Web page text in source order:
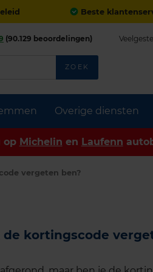
Beste
Overige diensten
(90.129 beoordelingen)
ZOEK
op Michelin en Laufenn
vergeten ben?
kortingscode